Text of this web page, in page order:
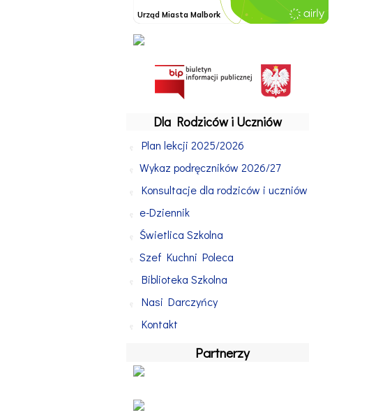
Dla Rodziców i Uczniów
Plan lekcji 2025/2026
Wykaz podręczników 2026/27
Konsultacje dla rodziców i uczniów
e-Dziennik
Świetlica Szkolna
Szef Kuchni Poleca
Biblioteka Szkolna
Nasi Darczyńcy
Kontakt
Partnerzy